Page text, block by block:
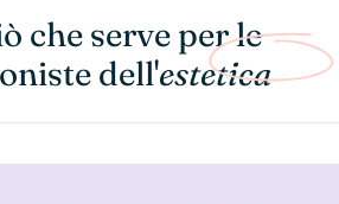
che serve per le
dell'estetica